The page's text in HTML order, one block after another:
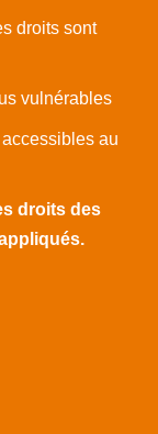
droits sont
vulnérables
au
droits des